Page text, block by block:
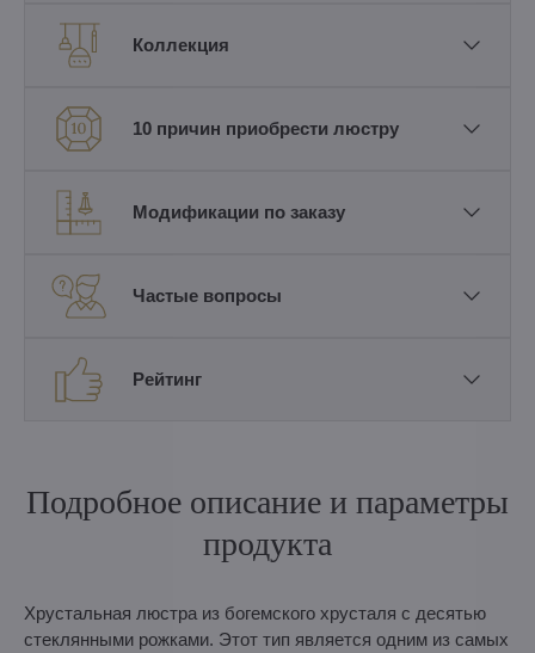
Коллекция
10 причин приобрести люстру
Модификации по заказу
Частые вопросы
Рейтинг
Подробное описание и параметры
продукта
Хрустальная люстра из богемского хрусталя с десятью
стеклянными рожками. Этот тип является одним из самых